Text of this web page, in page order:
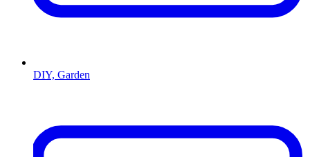
DIY, Garden